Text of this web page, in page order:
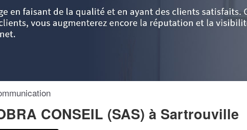
CONSEIL (SAS) à Sartrouville